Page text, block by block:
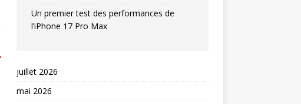
Un premier test des performances de
l’iPhone 17 Pro Max
juillet 2026
mai 2026